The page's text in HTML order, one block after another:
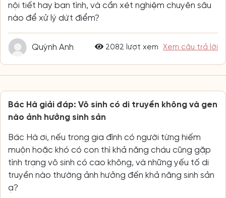
nội tiết hay bạn tình, và cần xét nghiệm chuyên sâu
nào để xử lý dứt điểm?
Quỳnh Anh 2082 lượt xem Xem câu trả lời
Bác Hà giải đáp: Vô sinh có di truyền không và gen
nào ảnh hưởng sinh sản
Bác Hà ơi, nếu trong gia đình có người từng hiếm
muộn hoặc khó có con thì khả năng cháu cũng gặp
tình trạng vô sinh có cao không, và những yếu tố di
truyền nào thường ảnh hưởng đến khả năng sinh sản
ạ?